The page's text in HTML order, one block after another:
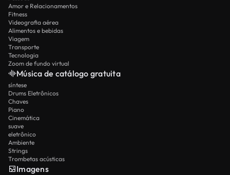
Amor e Relacionamentos
Fitness
Videografia aérea
Alimentos e bebidas
Viagem
Transporte
Tecnologia
Zoom de fundo virtual
Música de catálogo gratuita
síntese
Drums Eletrônicos
Chaves
Piano
Cinemática
suave
eletrônico
Ambiente
Strings
Trombetas acústicas
Imagens